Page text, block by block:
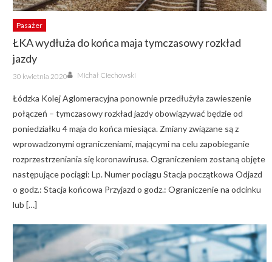
Pasażer
ŁKA wydłuża do końca maja tymczasowy rozkład
jazdy
Posted
on
30 kwietnia 2020 Author
Michał Ciechowski
Łódzka Kolej Aglomeracyjna ponownie przedłużyła zawieszenie
połączeń – tymczasowy rozkład jazdy obowiązywać będzie od
poniedziałku 4 maja do końca miesiąca. Zmiany związane są z
wprowadzonymi ograniczeniami, mającymi na celu zapobieganie
rozprzestrzeniania się koronawirusa. Ograniczeniem zostaną objęte
następujące pociągi: Lp. Numer pociągu Stacja początkowa Odjazd
o godz.: Stacja końcowa Przyjazd o godz.: Ograniczenie na odcinku
lub […]